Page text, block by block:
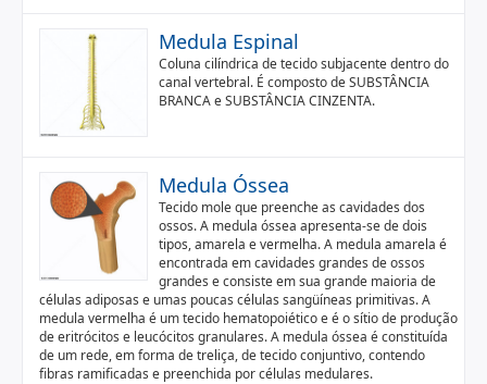
Medula Espinal
Coluna cilíndrica de tecido subjacente dentro do
canal vertebral. É composto de SUBSTÂNCIA
BRANCA e SUBSTÂNCIA CINZENTA.
Medula Óssea
Tecido mole que preenche as cavidades dos
ossos. A medula óssea apresenta-se de dois
tipos, amarela e vermelha. A medula amarela é
encontrada em cavidades grandes de ossos
grandes e consiste em sua grande maioria de
células adiposas e umas poucas células sangüíneas primitivas. A
medula vermelha é um tecido hematopoiético e é o sítio de produção
de eritrócitos e leucócitos granulares. A medula óssea é constituída
de um rede, em forma de treliça, de tecido conjuntivo, contendo
fibras ramificadas e preenchida por células medulares.